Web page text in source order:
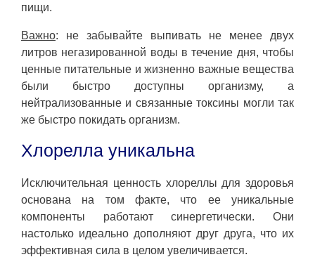
пищи.
Важно: не забывайте выпивать не менее двух
литров негазированной воды в течение дня, чтобы
ценные питательные и жизненно важные вещества
были быстро доступны организму, а
нейтрализованные и связанные токсины могли так
же быстро покидать организм.
Хлорелла уникальна
Исключительная ценность хлореллы для здоровья
основана на том факте, что ее уникальные
компоненты работают синергетически. Они
настолько идеально дополняют друг друга, что их
эффективная сила в целом увеличивается.